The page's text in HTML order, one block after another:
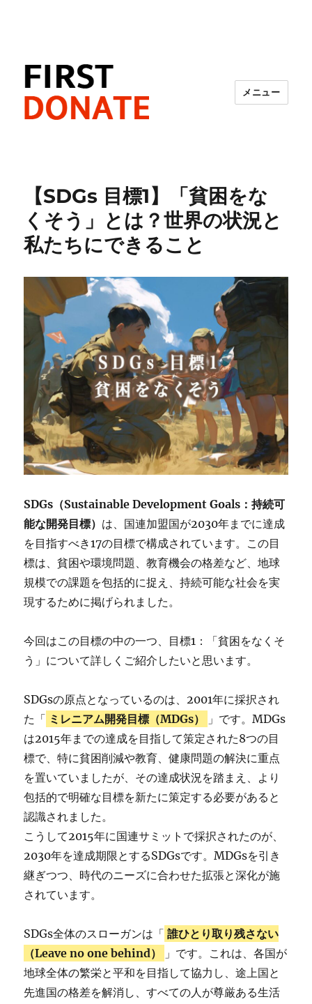
メニュー
【SDGs 目標1】「貧困をな
くそう」とは？世界の状況と
私たちにできること
SDGs（Sustainable Development Goals：持続可
能な開発目標） は、国連加盟国が2030年までに達成
を目指すべき17の目標で構成されています。この目
標は、貧困や環境問題、教育機会の格差など、地球
規模での課題を包括的に捉え、持続可能な社会を実
現するために掲げられました。
今回はこの目標の中の一つ、目標1：「貧困をなくそ
う」について詳しくご紹介したいと思います。
SDGsの原点となっているのは、2001年に採択され
た「 ミレニアム開発目標（MDGs）
」です。MDGs
は2015年までの達成を目指して策定された8つの目
標で、特に貧困削減や教育、健康問題の解決に重点
を置いていましたが、その達成状況を踏まえ、より
包括的で明確な目標を新たに策定する必要があると
認識されました。
こうして2015年に国連サミットで採択されたのが、
2030年を達成期限とするSDGsです。MDGsを引き
継ぎつつ、時代のニーズに合わせた拡張と深化が施
されています。
SDGs全体のスローガンは「 誰ひとり取り残さない
（Leave no one behind）
」です。これは、各国が
地球全体の繁栄と平和を目指して協力し、途上国と
先進国の格差を解消し、すべての人が尊厳ある生活